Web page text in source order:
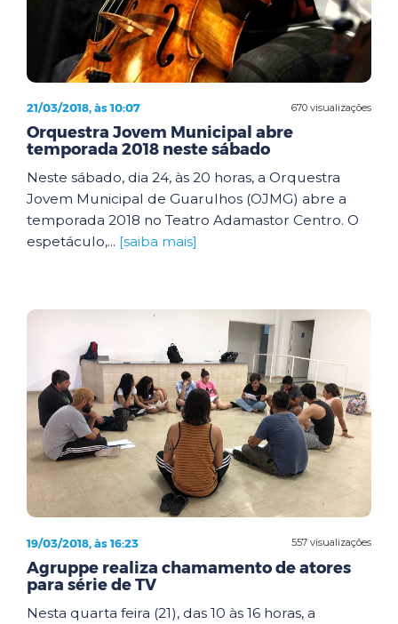
670 visualizações
21/03/2018, às 10:07
Orquestra Jovem Municipal abre
temporada 2018 neste sábado
Neste sábado, dia 24, às 20 horas, a Orquestra
Jovem Municipal de Guarulhos (OJMG) abre a
temporada 2018 no Teatro Adamastor Centro. O
espetáculo,... [saiba mais]
557 visualizações
19/03/2018, às 16:23
Agruppe realiza chamamento de atores
para série de TV
Nesta quarta feira (21), das 10 às 16 horas, a